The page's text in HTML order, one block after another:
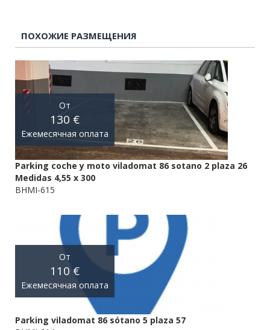
ПОХОЖИЕ РАЗМЕЩЕНИЯ
От
130 €
Ежемесячная оплата
Parking coche y moto viladomat 86 sotano 2 plaza 26
Medidas 4,55 x 300
BHMI-615
От
110 €
Ежемесячная оплата
Parking viladomat 86 sótano 5 plaza 57